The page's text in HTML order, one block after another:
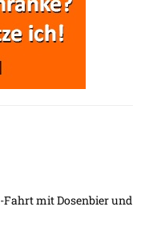
mit Dosenbier und